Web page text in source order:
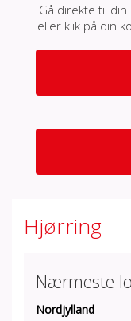
Gå direkte til
eller klik på din
Hjørring
Nærmeste
Nordjylland